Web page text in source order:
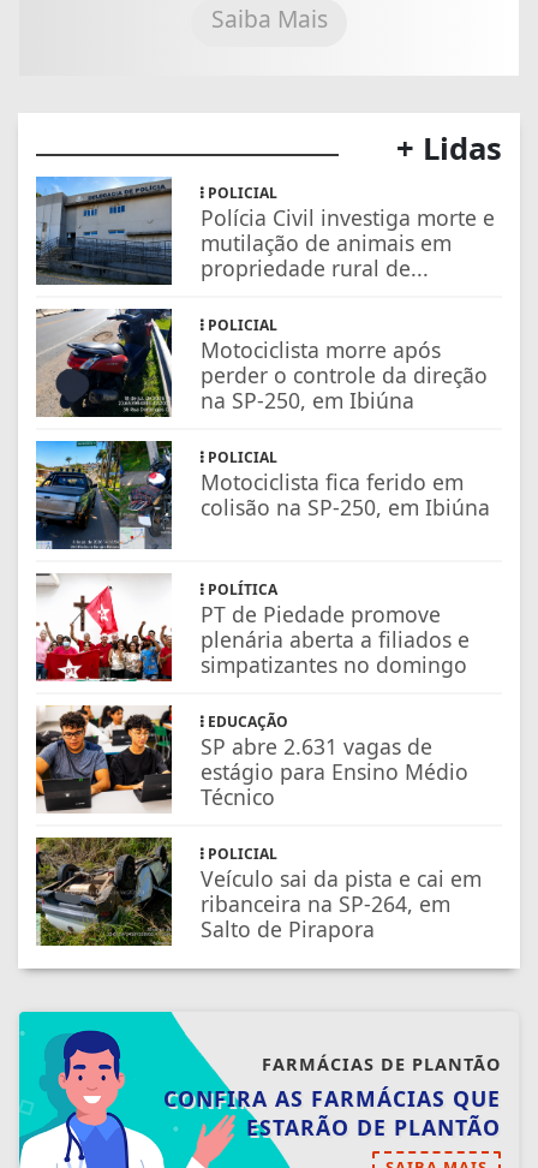
Saiba Mais
+ Lidas
POLICIAL
Polícia Civil investiga morte e
mutilação de animais em
propriedade rural de...
POLICIAL
Motociclista morre após
perder o controle da direção
na SP-250, em Ibiúna
POLICIAL
Motociclista fica ferido em
colisão na SP-250, em Ibiúna
POLÍTICA
PT de Piedade promove
plenária aberta a filiados e
simpatizantes no domingo
EDUCAÇÃO
SP abre 2.631 vagas de
estágio para Ensino Médio
Técnico
POLICIAL
Veículo sai da pista e cai em
ribanceira na SP-264, em
Salto de Pirapora
FARMÁCIAS DE PLANTÃO
CONFIRA AS FARMÁCIAS QUE
ESTARÃO DE PLANTÃO